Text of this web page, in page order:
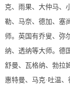
克、雨果、大仲马、
勒、马奈、德加、塞
师。英国有乔叟、弥
纳、透纳等大师。德
舒曼、瓦格纳、勃拉
惠特曼、马克·吐温